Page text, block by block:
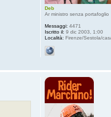
Deb
Ar ministro senza portafoglio
Messaggi: 4471
Iscritto il: 9 dic 2003, 1:00
Località: Firenze/Sestola/